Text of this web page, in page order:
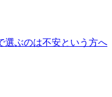
選ぶのは不安という方へ